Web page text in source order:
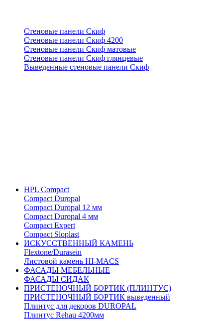
Стеновые панели Скиф
Стеновые панели Скиф 4200
Стеновые панели Скиф матовые
Стеновые панели Скиф глянцевые
Выведенные стеновые панели Скиф
HPL Compact
Compact Duropal
Compact Duropal 12 мм
Compact Duropal 4 мм
Compact Expert
Compact Sloplast
ИСКУССТВЕННЫЙ КАМЕНЬ
Flextone/Durasein
Листовой камень HI-MACS
ФАСАДЫ МЕБЕЛЬНЫЕ
ФАСАДЫ СИДАК
ПРИСТЕНОЧНЫЙ БОРТИК (ПЛИНТУС)
ПРИСТЕНОЧНЫЙ БОРТИК выведенный
Плинтус для декоров DUROPAL
Плинтус Rehau 4200мм